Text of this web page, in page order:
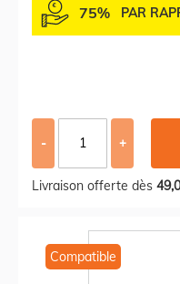
75% PAR
- +
Livraison offerte dès
Compatible